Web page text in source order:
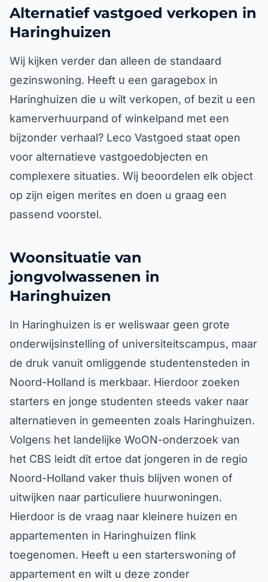
Alternatief vastgoed verkopen in
Haringhuizen
Wij kijken verder dan alleen de standaard
gezinswoning. Heeft u een garagebox in
Haringhuizen die u wilt verkopen, of bezit u een
kamerverhuurpand of winkelpand met een
bijzonder verhaal? Leco Vastgoed staat open
voor alternatieve vastgoedobjecten en
complexere situaties. Wij beoordelen elk object
op zijn eigen merites en doen u graag een
passend voorstel.
Woonsituatie van
jongvolwassenen in
Haringhuizen
In Haringhuizen is er weliswaar geen grote
onderwijsinstelling of universiteitscampus, maar
de druk vanuit omliggende studentensteden in
Noord-Holland is merkbaar. Hierdoor zoeken
starters en jonge studenten steeds vaker naar
alternatieven in gemeenten zoals Haringhuizen.
Volgens het landelijke WoON-onderzoek van
het CBS leidt dit ertoe dat jongeren in de regio
Noord-Holland vaker thuis blijven wonen of
uitwijken naar particuliere huurwoningen.
Hierdoor is de vraag naar kleinere huizen en
appartementen in Haringhuizen flink
toegenomen. Heeft u een starterswoning of
appartement en wilt u deze zonder